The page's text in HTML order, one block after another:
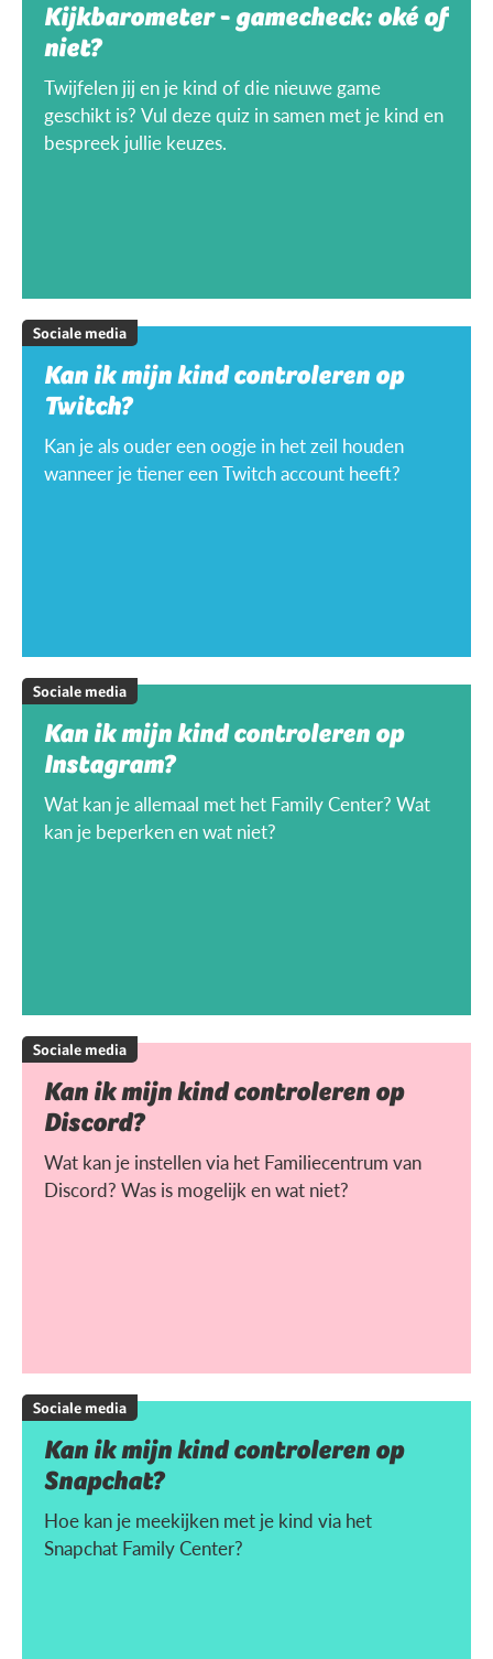
Kijkbarometer - gamecheck: oké of
niet?
Twijfelen jij en je kind of die nieuwe game
geschikt is? Vul deze quiz in samen met je kind en
bespreek jullie keuzes.
Sociale media
Kan ik mijn kind controleren op
Twitch?
Kan je als ouder een oogje in het zeil houden
wanneer je tiener een Twitch account heeft?
Sociale media
Kan ik mijn kind controleren op
Instagram?
Wat kan je allemaal met het Family Center? Wat
kan je beperken en wat niet?
Sociale media
Kan ik mijn kind controleren op
Discord?
Wat kan je instellen via het Familiecentrum van
Discord? Was is mogelijk en wat niet?
Sociale media
Kan ik mijn kind controleren op
Snapchat?
Hoe kan je meekijken met je kind via het
Snapchat Family Center?